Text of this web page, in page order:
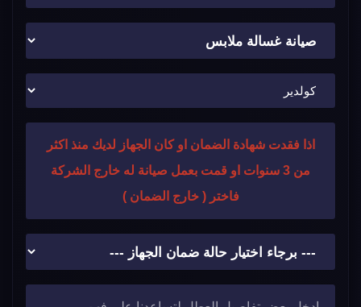
اذا فقدت شهادة الضمان او كان الجهاز لديك منذ اكثر
من 3 سنوات او قمت بعمل صيانة له خارج الشركة
فاختر ( خارج الضمان )